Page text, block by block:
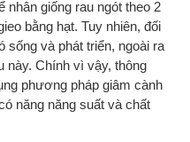
nhân giống rau ngót theo 2
bằng hạt. Tuy nhiên, đối
sống và phát triển, ngoài ra
này. Chính vì vậy, thông
phương pháp giâm cành
năng năng suất và chất